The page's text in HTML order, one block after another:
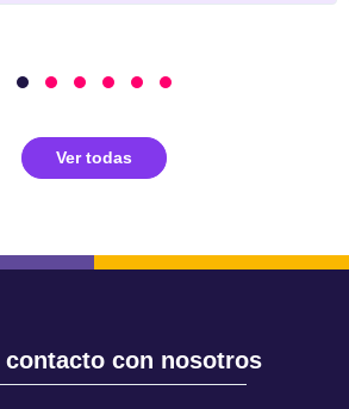
Ver todas
contacto con nosotros